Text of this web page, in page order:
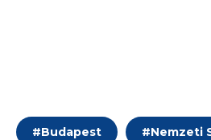
#Budapest #Nemzeti